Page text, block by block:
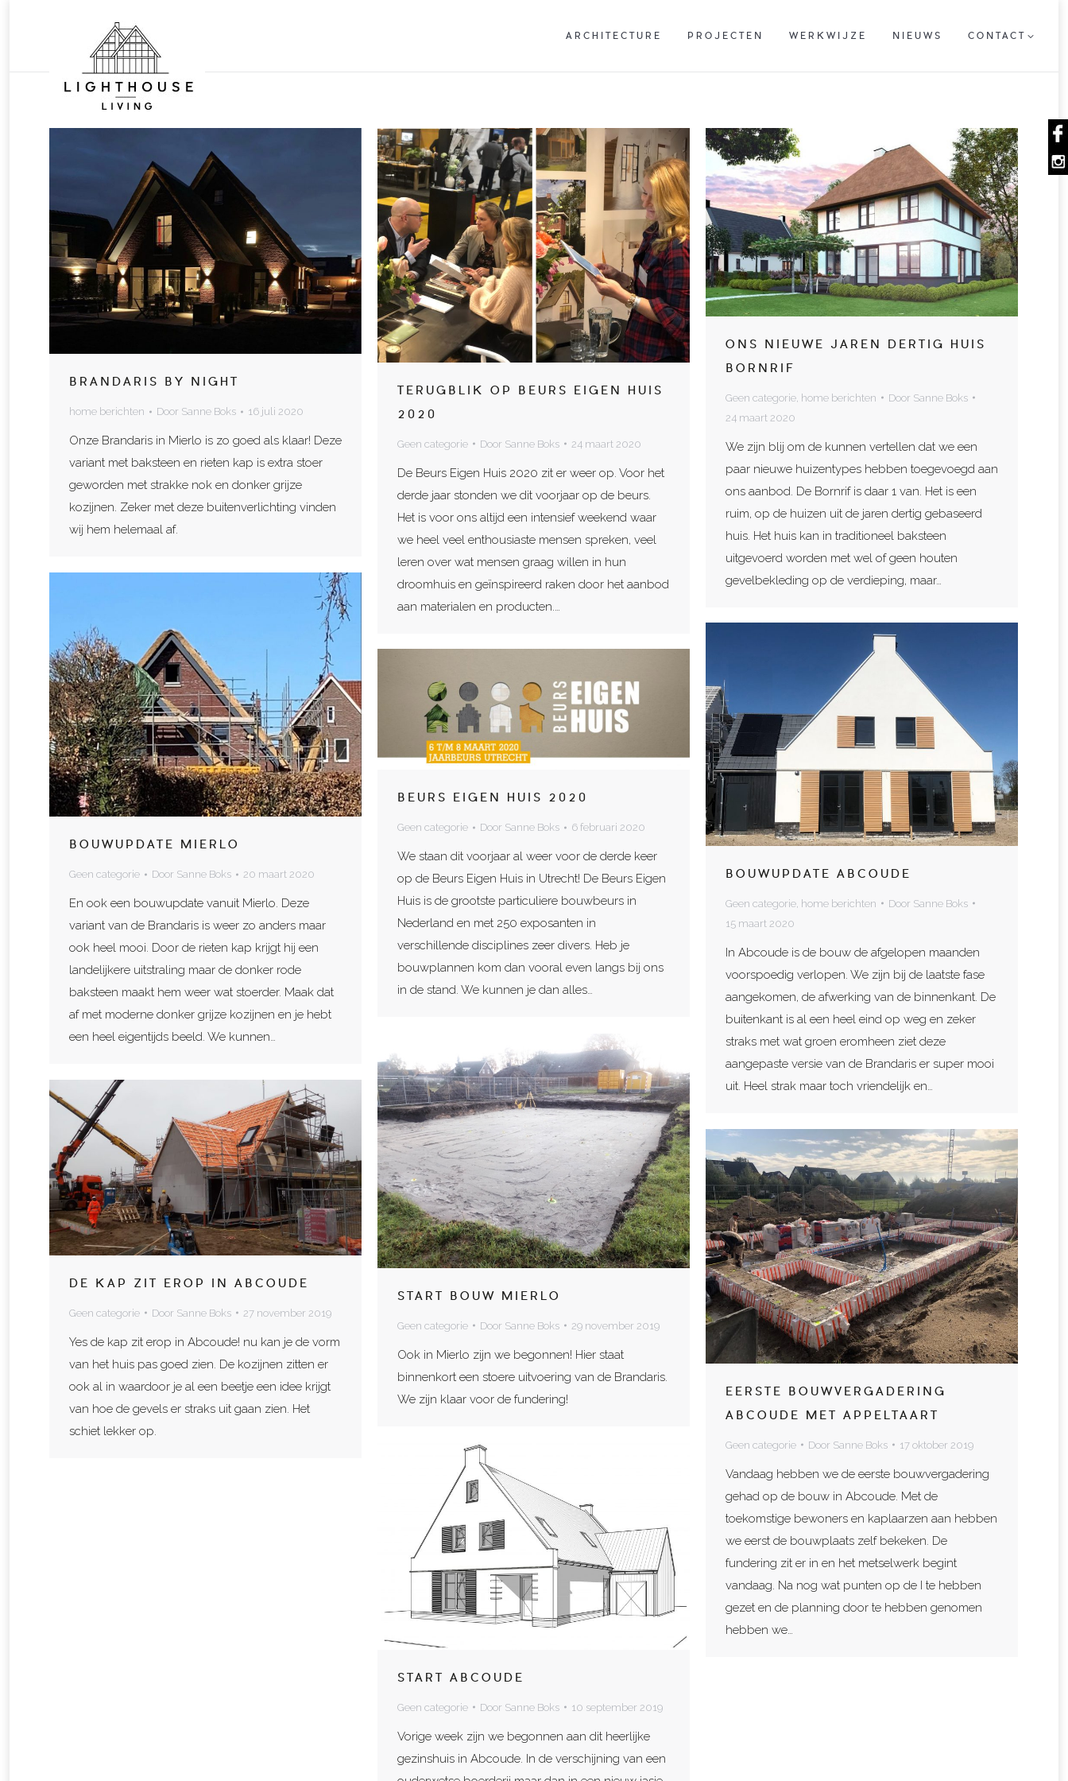
ARCHITECTURE PROJECTEN WERKWIJZE NIEUWS CONTACT
BRANDARIS BY NIGHT
home berichten Door Sanne Boks 16 juli 2020
Onze Brandaris in Mierlo is zo goed als klaar! Deze
variant met baksteen en rieten kap is extra stoer
geworden met strakke nok en donker grijze
kozijnen. Zeker met deze buitenverlichting vinden
wij hem helemaal af.
TERUGBLIK OP BEURS EIGEN HUIS
2020
Geen categorie Door Sanne Boks 24 maart 2020
De Beurs Eigen Huis 2020 zit er weer op. Voor het
derde jaar stonden we dit voorjaar op de beurs.
Het is voor ons altijd een intensief weekend waar
we heel veel enthousiaste mensen spreken, veel
leren over wat mensen graag willen in hun
droomhuis en geïnspireerd raken door het aanbod
aan materialen en producten.…
ONS NIEUWE JAREN DERTIG HUIS
BORNRIF
Geen categorie home berichten Door Sanne Boks
24 maart 2020
We zijn blij om de kunnen vertellen dat we een
paar nieuwe huizentypes hebben toegevoegd aan
ons aanbod. De Bornrif is daar 1 van. Het is een
ruim, op de huizen uit de jaren dertig gebaseerd
huis. Het huis kan in traditioneel baksteen
uitgevoerd worden met wel of geen houten
gevelbekleding op de verdieping, maar…
BOUWUPDATE MIERLO
Geen categorie Door Sanne Boks 20 maart 2020
En ook een bouwupdate vanuit Mierlo. Deze
variant van de Brandaris is weer zo anders maar
ook heel mooi. Door de rieten kap krijgt hij een
landelijkere uitstraling maar de donker rode
baksteen maakt hem weer wat stoerder. Maak dat
af met moderne donker grijze kozijnen en je hebt
een heel eigentijds beeld. We kunnen…
BOUWUPDATE ABCOUDE
Geen categorie home berichten Door Sanne Boks
15 maart 2020
In Abcoude is de bouw de afgelopen maanden
voorspoedig verlopen. We zijn bij de laatste fase
aangekomen, de afwerking van de binnenkant. De
buitenkant is al een heel eind op weg en zeker
straks met wat groen eromheen ziet deze
aangepaste versie van de Brandaris er super mooi
uit. Heel strak maar toch vriendelijk en…
BEURS EIGEN HUIS 2020
Geen categorie Door Sanne Boks 6 februari 2020
We staan dit voorjaar al weer voor de derde keer
op de Beurs Eigen Huis in Utrecht! De Beurs Eigen
Huis is de grootste particuliere bouwbeurs in
Nederland en met 250 exposanten in
verschillende disciplines zeer divers. Heb je
bouwplannen kom dan vooral even langs bij ons
in de stand. We kunnen je dan alles…
START BOUW MIERLO
Geen categorie Door Sanne Boks 29 november 2019
Ook in Mierlo zijn we begonnen! Hier staat
binnenkort een stoere uitvoering van de Brandaris.
We zijn klaar voor de fundering!
DE KAP ZIT EROP IN ABCOUDE
Geen categorie Door Sanne Boks 27 november 2019
Yes de kap zit erop in Abcoude! nu kan je de vorm
van het huis pas goed zien. De kozijnen zitten er
ook al in waardoor je al een beetje een idee krijgt
van hoe de gevels er straks uit gaan zien. Het
schiet lekker op.
EERSTE BOUWVERGADERING
ABCOUDE MET APPELTAART
Geen categorie Door Sanne Boks 17 oktober 2019
Vandaag hebben we de eerste bouwvergadering
gehad op de bouw in Abcoude. Met de
toekomstige bewoners en kaplaarzen aan hebben
we eerst de bouwplaats zelf bekeken. De
fundering zit er in en het metselwerk begint
vandaag. Na nog wat punten op de I te hebben
gezet en de planning door te hebben genomen
hebben we…
START ABCOUDE
Geen categorie Door Sanne Boks 10 september 2019
Vorige week zijn we begonnen aan dit heerlijke
gezinshuis in Abcoude. In de verschijning van een
ARCHITECTURE PROJECTEN WERKWIJZE NIEUWS CONTACT